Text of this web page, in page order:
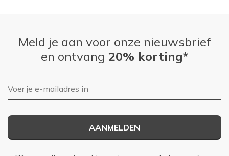
Meld je aan voor onze nieuwsbrief
en ontvang 20% korting*
E-mailadres
AANMELDEN